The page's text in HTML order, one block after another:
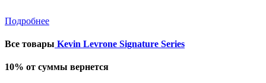
Подробнее
Все товары Kevin Levrone Signature Series
10% от суммы вернется